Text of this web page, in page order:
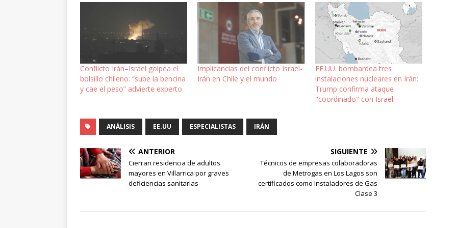
Conflicto Irán–Israel golpea el
bolsillo chileno: “sube la bencina
y cae el peso” advierte experto
Implicancias del conflicto Israel-
Irán en Chile y el mundo
EE.UU. bombardea tres
instalaciones nucleares en Irán:
Trump confirma ataque
"coordinado" con Israel
ANÁLISIS EE.UU ESPECIALISTAS IRÁN
ANTERIOR
Cierran residencia de adultos
mayores en Villarrica por graves
deficiencias sanitarias
SIGUIENTE
Técnicos de empresas colaboradoras
de Metrogas en Los Lagos son
certificados como Instaladores de Gas
Clase 3